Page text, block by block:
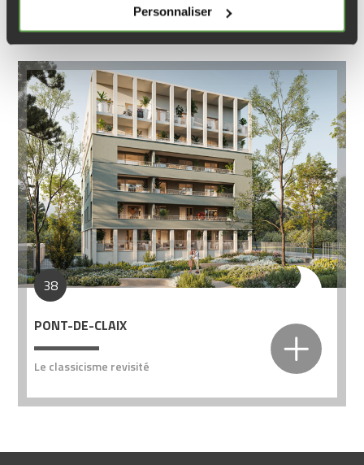
Personnaliser
38
PONT-DE-CLAIX
Le classicisme revisité